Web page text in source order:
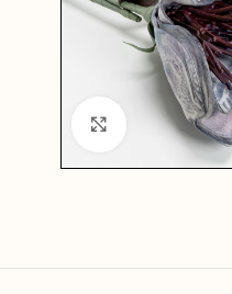
Click to enlarge